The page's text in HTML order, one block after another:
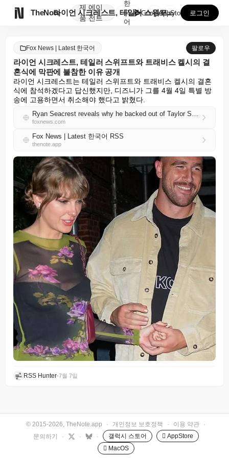
TheNote
제
품
에이
전트
라이언 시크레스트, 테일러 스위프트와 트래비스 켈시의 ...
한
국
어
GooglePlay
AppStore 로그인
Fox News | Latest 한국어 팔로우
라이언 시크레스트, 테일러 스위프트와 트래비스 켈시의 결
혼식에 막판에 불참한 이유 공개
라이언 시크레스트는 테일러 스위프트와 트래비스 켈시의 결혼
식에 참석하겠다고 답신했지만, 디즈니가 그를 4월 4일 특별 방
송에 고용하면서 취소해야 했다고 밝혔다.
Ryan Seacrest reveals why he backed out of Taylor Swift and Travis Kelce's wedding at the last minute
foxnews.com
Fox News | Latest 한국어 RSS
thenote.app
RSS Hunter•7월 7일
© 2015-2026, TheNote.app · 개인정보 보호정책 · 이용 약관
·
문의하기
· · · 갤럭시 스토어
 AppStore
 MacOS